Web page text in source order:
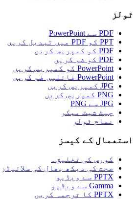
ٹولز
PDF سے PowerPoint
PPT کو PDF میں تبدیل کریں
PDF کو کمپریس کریں
PDF کو ضم کریں
PowerPoint کو کمپریس کریں
PowerPoint فائلیں ضم کریں
JPG کمپریس کریں
PNG کمپریس کریں
JPG سے PNG
چیٹ شیٹ میکر
تمام ٹولز
استعمال کے کیسز
کورس کی تخلیق۔
صحت کی دیکھ بھال کی سلائیڈز
PPTX سے ویڈیو
Gamma سے ویڈیو
PPTX کا ترجمہ کریں